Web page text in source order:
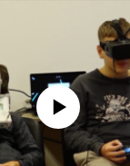
source currently